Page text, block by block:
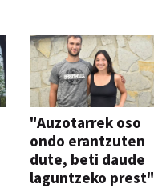
"Auzotarrek oso
ondo erantzuten
dute, beti daude
laguntzeko prest"